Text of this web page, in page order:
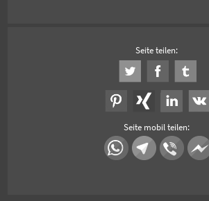
Seite teilen:
Seite mobil teilen: